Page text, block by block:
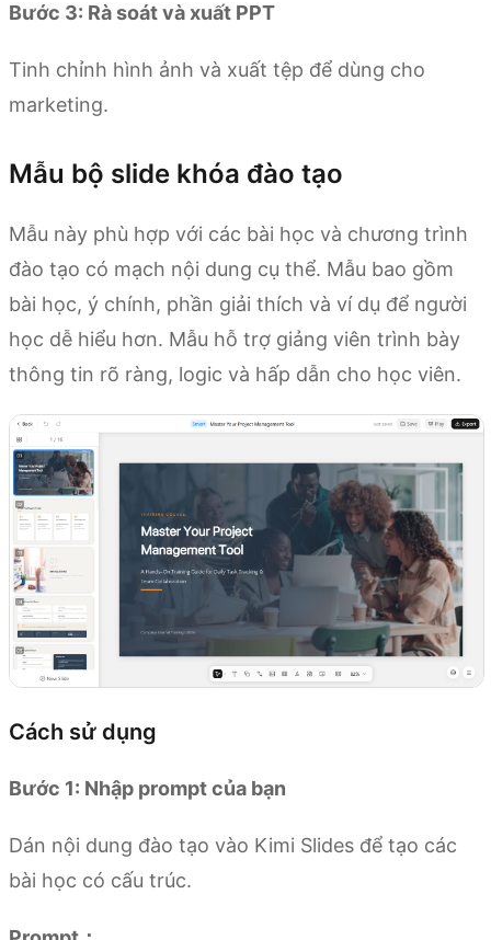
Bước 3: Rà soát và xuất PPT
Tinh chỉnh hình ảnh và xuất tệp để dùng cho
marketing.
Mẫu bộ slide khóa đào tạo
Mẫu này phù hợp với các bài học và chương trình
đào tạo có mạch nội dung cụ thể. Mẫu bao gồm
bài học, ý chính, phần giải thích và ví dụ để người
học dễ hiểu hơn. Mẫu hỗ trợ giảng viên trình bày
thông tin rõ ràng, logic và hấp dẫn cho học viên.
Cách sử dụng
Bước 1: Nhập prompt của bạn
Dán nội dung đào tạo vào Kimi Slides để tạo các
bài học có cấu trúc.